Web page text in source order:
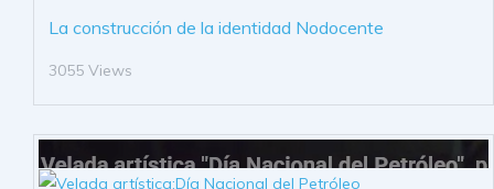
La construcción de la identidad Nodocente
3055 Views